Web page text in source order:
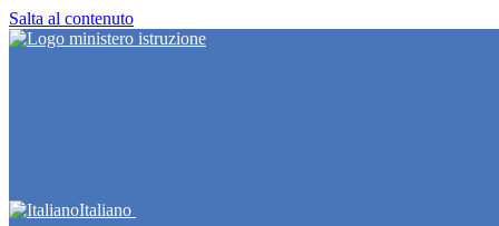
Salta al contenuto
Italiano